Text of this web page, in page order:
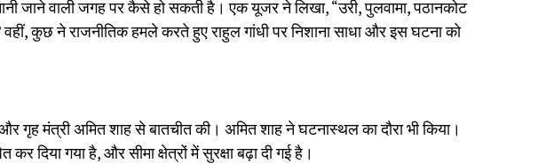
जाने वाली जगह पर कैसे हो सकती है। एक यूजर ने लिखा, “उरी, पुलवामा, पठानकोट
कुछ ने राजनीतिक हमले करते हुए राहुल गांधी पर निशाना साधा और इस घटना को
और गृह मंत्री अमित शाह से बातचीत की। अमित शाह ने घटनास्थल का दौरा भी किया।
दिया गया है, और सीमा क्षेत्रों में सुरक्षा बढ़ा दी गई है।